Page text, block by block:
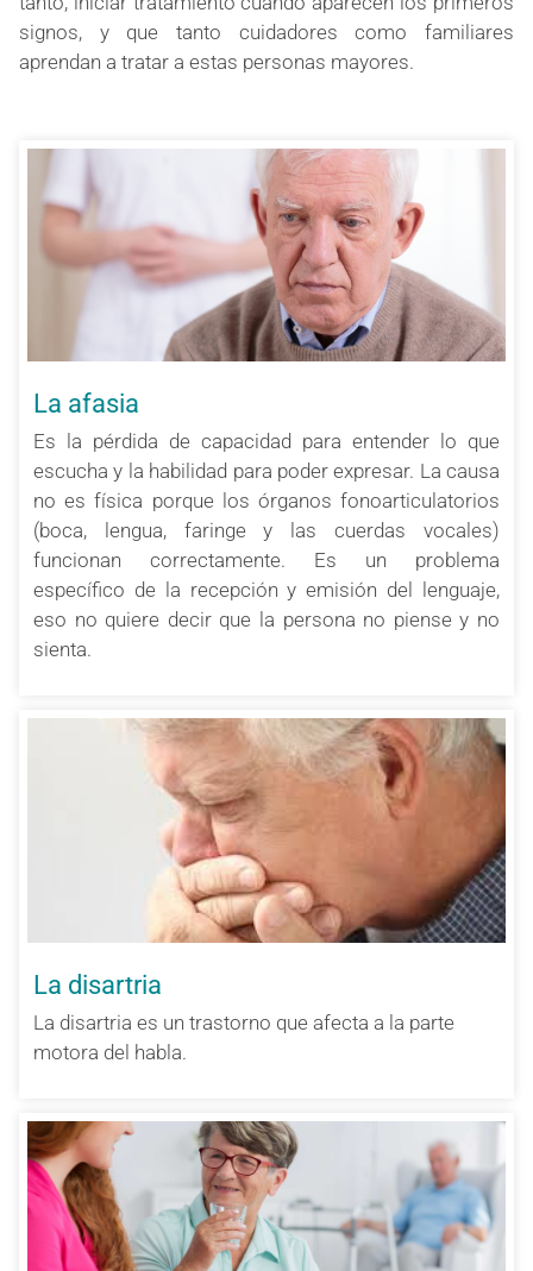
signos, y que tanto cuidadores como familiares
aprendan a tratar a estas personas mayores.
La afasia
Es la pérdida de capacidad para entender lo que
escucha y la habilidad para poder expresar. La causa
no es física porque los órganos fonoarticulatorios
(boca, lengua, faringe y las cuerdas vocales)
funcionan correctamente. Es un problema
específico de la recepción y emisión del lenguaje,
eso no quiere decir que la persona no piense y no
sienta.
La disartria
La disartria es un trastorno que afecta a la parte
motora del habla.